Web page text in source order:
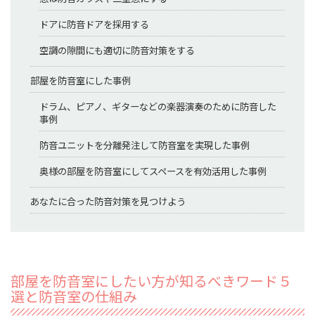
ドアに防音ドアを採用する
空調の隙間にも適切に防音対策をする
部屋を防音室にした事例
ドラム、ピアノ、ギターなどの楽器演奏のために防音した
事例
防音ユニットを分離発注して防音室を実現した事例
奥様の部屋を防音室にしてスペースを有効活用した事例
あなたに合った防音対策を見つけよう
部屋を防音室にしたい方が知るべきワード５
選と防音室の仕組み